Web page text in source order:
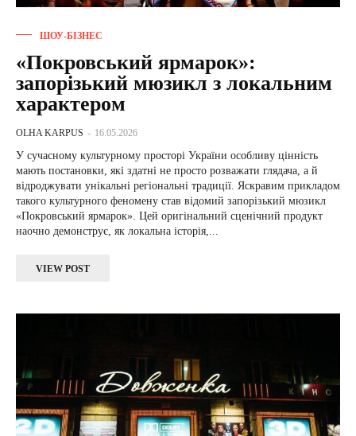
ШОУ-БІЗНЕС
«Покровський ярмарок»:
запорізький мюзикл з локальним
характером
OLHA KARPUS - 16.05.2026
У сучасному культурному просторі України особливу цінність
мають постановки, які здатні не просто розважати глядача, а й
відроджувати унікальні регіональні традиції. Яскравим прикладом
такого культурного феномену став відомий запорізький мюзикл
«Покровський ярмарок». Цей оригінальний сценічний продукт
наочно демонструє, як локальна історія,...
VIEW POST